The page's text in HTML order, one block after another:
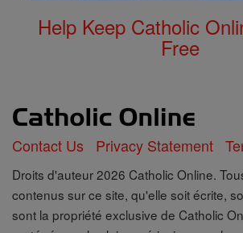
Help Keep Catholic
Free
Contact Us Privacy Statement
Droits d'auteur 2026 Catholic Online.
contenus sur ce site, qu'elle soit écrite,
sont la propriété exclusive de Catholic